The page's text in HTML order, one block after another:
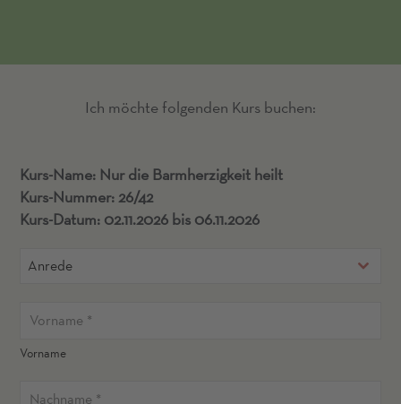
Ich möchte folgenden Kurs buchen:
Kurs-Name: Nur die Barmherzigkeit heilt
Kurs-Nummer: 26/42
Kurs-Datum: 02.11.2026 bis 06.11.2026
Anrede
Vorname